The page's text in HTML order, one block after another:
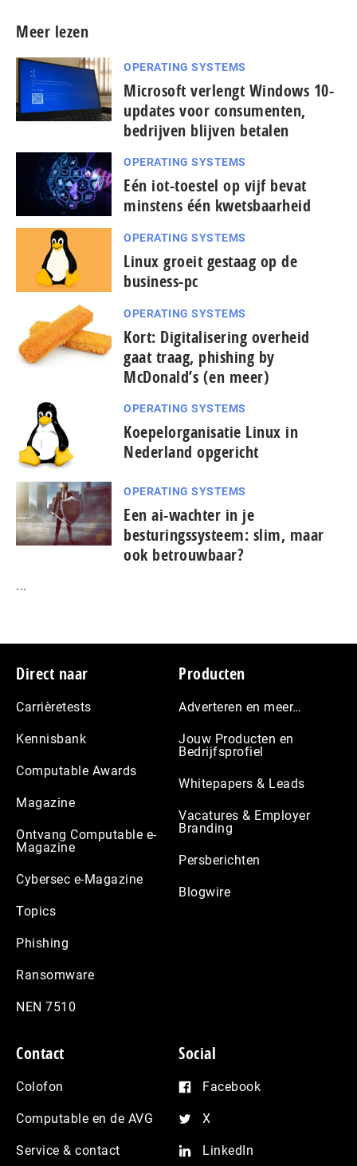
Meer lezen
OPERATING SYSTEMS
Microsoft verlengt Windows 10-
updates voor consumenten,
bedrijven blijven betalen
OPERATING SYSTEMS
Eén iot-toestel op vijf bevat
minstens één kwetsbaarheid
OPERATING SYSTEMS
Linux groeit gestaag op de
business-pc
OPERATING SYSTEMS
Kort: Digitalisering overheid
gaat traag, phishing by
McDonald’s (en meer)
OPERATING SYSTEMS
Koepelorganisatie Linux in
Nederland opgericht
OPERATING SYSTEMS
Een ai-wachter in je
besturingssysteem: slim, maar
ook betrouwbaar?
...
Footer
Direct naar
Carrièretests
Kennisbank
Computable Awards
Magazine
Ontvang Computable e-
Magazine
Cybersec e-Magazine
Topics
Phishing
Ransomware
NEN 7510
Producten
Adverteren en meer…
Jouw Producten en
Bedrijfsprofiel
Whitepapers & Leads
Vacatures & Employer
Branding
Persberichten
Blogwire
Contact
Colofon
Computable en de AVG
Service & contact
Social
Facebook
X
LinkedIn